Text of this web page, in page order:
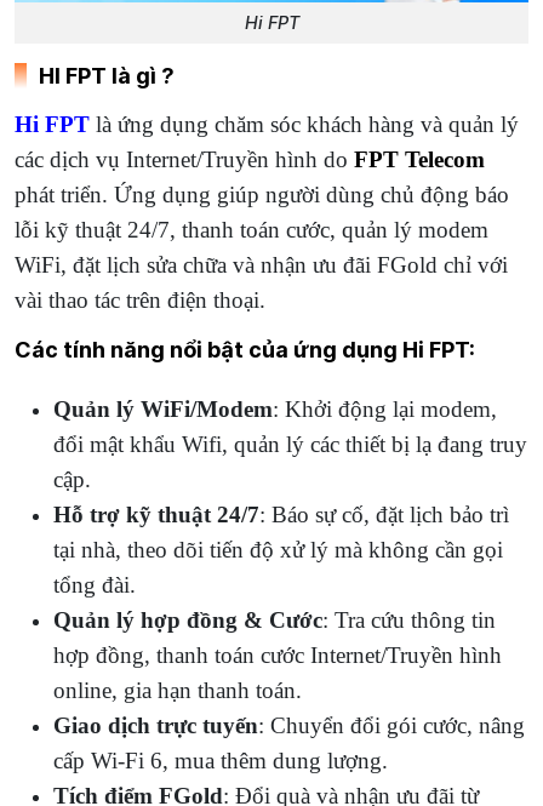
Hi FPT
HI FPT là gì ?
Hi FPT là ứng dụng chăm sóc khách hàng và quản lý
các dịch vụ Internet/Truyền hình do FPT Telecom
phát triển. Ứng dụng giúp người dùng chủ động báo
lỗi kỹ thuật 24/7, thanh toán cước, quản lý modem
WiFi, đặt lịch sửa chữa và nhận ưu đãi FGold chỉ với
vài thao tác trên điện thoại.
Các tính năng nổi bật của ứng dụng Hi FPT:
Quản lý WiFi/Modem: Khởi động lại modem,
đổi mật khẩu Wifi, quản lý các thiết bị lạ đang truy
cập.
Hỗ trợ kỹ thuật 24/7: Báo sự cố, đặt lịch bảo trì
tại nhà, theo dõi tiến độ xử lý mà không cần gọi
tổng đài.
Quản lý hợp đồng & Cước: Tra cứu thông tin
hợp đồng, thanh toán cước Internet/Truyền hình
online, gia hạn thanh toán.
Giao dịch trực tuyến: Chuyển đổi gói cước, nâng
cấp Wi-Fi 6, mua thêm dung lượng.
Tích điểm FGold: Đổi quà và nhận ưu đãi từ